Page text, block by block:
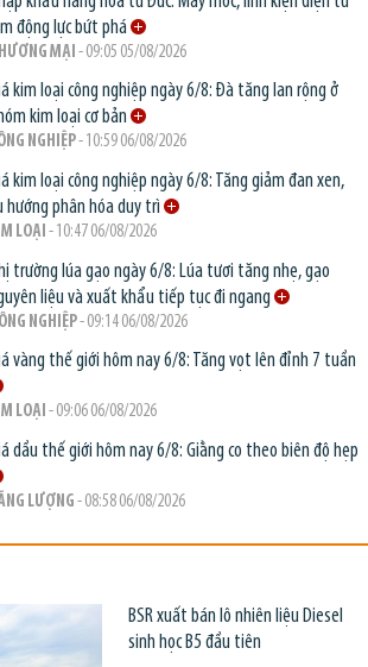
động lực bứt phá
MẠI - 09:05 05/08/2026
kim loại công nghiệp ngày 6/8: Đà tăng lan rộng ở
kim loại cơ bản
NGHIỆP- 10:59 06/08/2026
kim loại công nghiệp ngày 6/8: Tăng giảm đan xen,
hướng phân hóa duy trì
LOẠI - 10:47 06/08/2026
trường lúa gạo ngày 6/8: Lúa tươi tăng nhẹ, gạo
liệu và xuất khẩu tiếp tục đi ngang
NGHIỆP- 09:14 06/08/2026
vàng thế giới hôm nay 6/8: Tăng vọt lên đỉnh 7 tuần
LOẠI - 09:06 06/08/2026
dầu thế giới hôm nay 6/8: Giằng co theo biên độ hẹp
LƯỢNG- 08:58 06/08/2026
BSR xuất bán lô nhiên liệu Diesel
sinh học B5 đầu tiên